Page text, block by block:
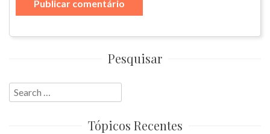
Pesquisar
Search
for:
Tópicos Recentes